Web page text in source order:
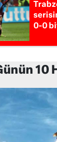
0-0
10